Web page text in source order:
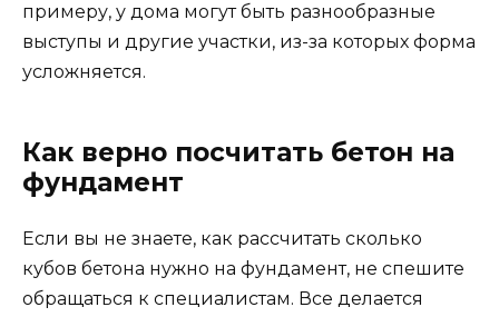
примеру, у дома могут быть разнообразные
выступы и другие участки, из-за которых форма
усложняется.
Как верно посчитать бетон на
фундамент
Если вы не знаете, как рассчитать сколько
кубов бетона нужно на фундамент, не спешите
обращаться к специалистам. Все делается